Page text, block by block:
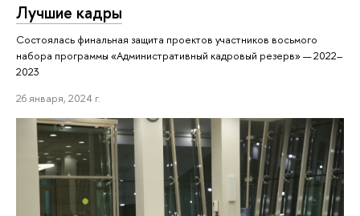
Лучшие кадры
Состоялась финальная защита проектов участников восьмого
набора программы «Административный кадровый резерв» — 2022–
2023
26 января, 2024 г.